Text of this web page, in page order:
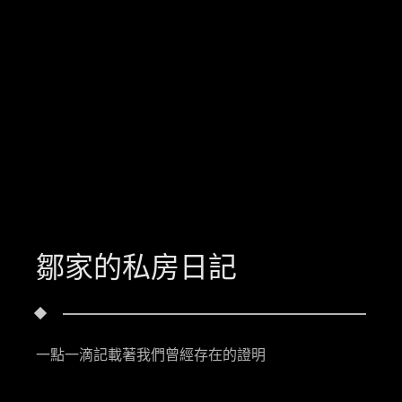
鄒家的私房日記
一點一滴記載著我們曾經存在的證明